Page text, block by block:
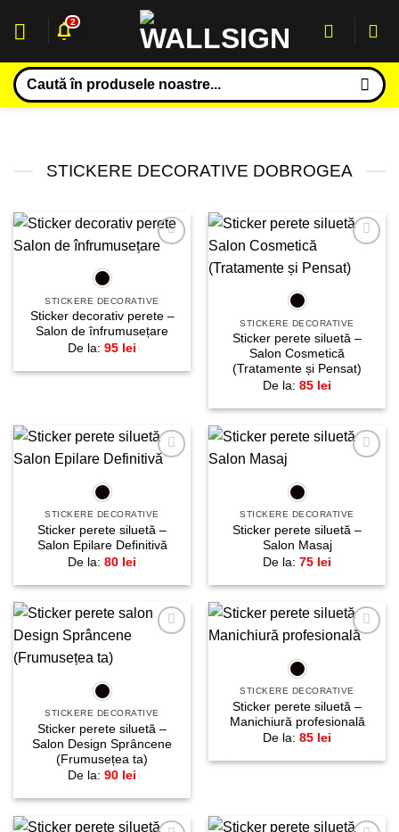
2
Caută
după:
STICKERE DECORATIVE DOBROGEA
STICKERE DECORATIVE
Sticker decorativ perete –
Salon de înfrumusețare
De la: 95 lei
STICKERE DECORATIVE
Sticker perete siluetă –
Salon Cosmetică
(Tratamente și Pensat)
De la: 85 lei
STICKERE DECORATIVE
Sticker perete siluetă –
Salon Epilare Definitivă
De la: 80 lei
STICKERE DECORATIVE
Sticker perete siluetă –
Salon Masaj
De la: 75 lei
STICKERE DECORATIVE
Sticker perete siluetă –
Salon Design Sprâncene
(Frumusețea ta)
De la: 90 lei
STICKERE DECORATIVE
Sticker perete siluetă –
Manichiură profesională
De la: 85 lei